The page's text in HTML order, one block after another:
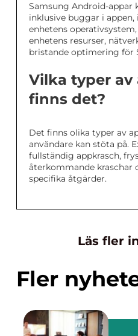
Samsung Android-appar
inklusive buggar i
enhetens
enhetens resurser,
bristande optimering för
Vilka typer av
finns det?
Det finns olika typer av
användare kan stöta på.
fullständig appkrasch,
återkommande kraschar
specifika åtgärder.
Läs fler
Fler